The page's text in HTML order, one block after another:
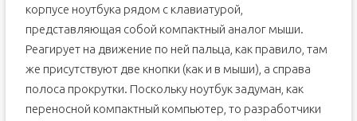
корпусе ноутбука рядом с клавиатурой,
представляющая собой компактный аналог мыши.
Реагирует на движение по ней пальца, как правило, там
же присутствуют две кнопки (как и в мыши), а справа
полоса прокрутки. Поскольку ноутбук задуман, как
переносной компактный компьютер, то разработчики